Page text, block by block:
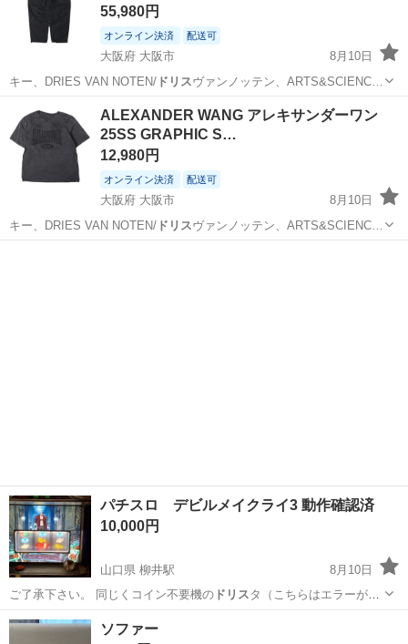
55,980円
オンライン決済 配送可
大阪府 大阪市
8月10日
キー、DRIES VAN NOTEN/ドリスヴァンノッテン、ARTS&SCIENC…
ALEXANDER WANG アレキサンダーワン
25SS GRAPHIC S…
12,980円
オンライン決済 配送可
大阪府 大阪市
8月10日
キー、DRIES VAN NOTEN/ドリスヴァンノッテン、ARTS&SCIENC…
パチスロ デビルメイクライ3 動作確認済
10,000円
山口県 柳井駅
8月10日
ご了承下さい。 同じくコイン不要機のドリス タ（こちらはエラーが出
ます。電源は入る…
山口 柳井市
ソファー